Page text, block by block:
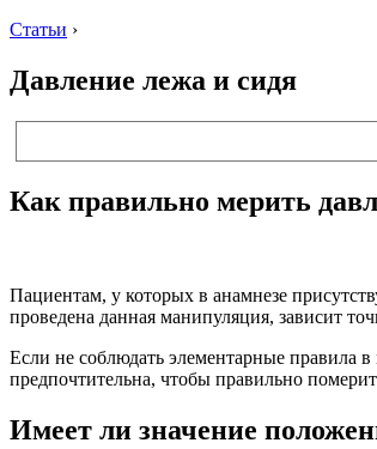
Статьи ›
Давление лежа и сидя
Как правильно мерить
Пациентам, у которых в анамнезе
проведена данная манипуляция, зависит
Если не соблюдать элементарные правила в
предпочтительна, чтобы правильно
Имеет ли значение